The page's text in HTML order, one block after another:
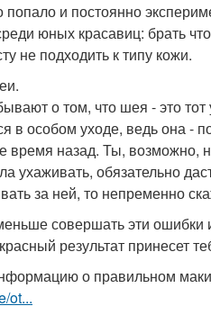
попало и постоянно
юных красавиц: брать
не подходить к типу кожи.
о том, что шея - это
в особом уходе, ведь она -
время назад. Ты, возможно,
ухаживать, обязательно
за ней, то непременно
совершать эти ошибки
результат принесет
о правильном
ot...